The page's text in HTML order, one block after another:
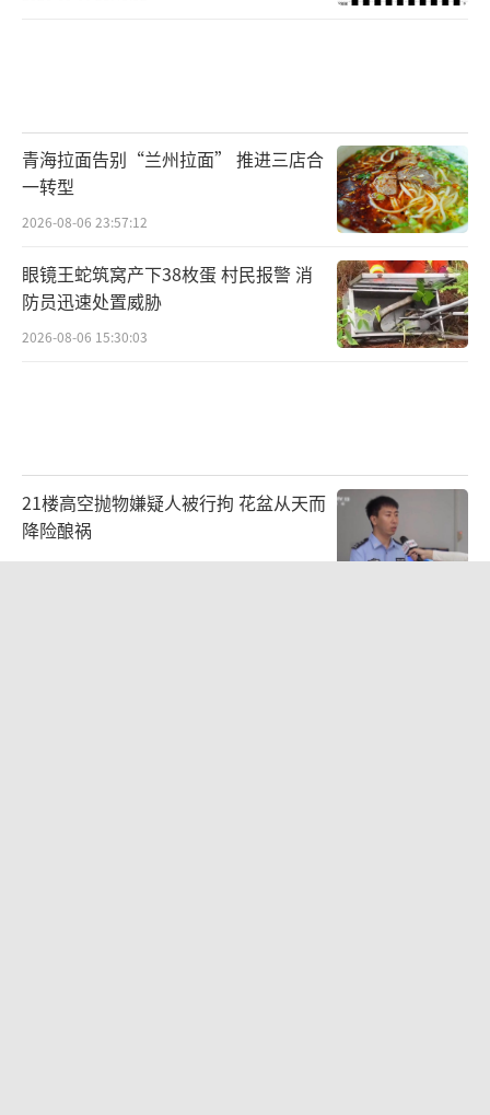
青海拉面告别“兰州拉面” 推进三店合
一转型
2026-08-06 23:57:12
眼镜王蛇筑窝产下38枚蛋 村民报警 消
防员迅速处置威胁
2026-08-06 15:30:03
21楼高空抛物嫌疑人被行拘 花盆从天而
降险酿祸
2026-08-06 22:48:28